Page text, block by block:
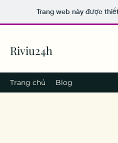
Trang web này được
Riviu24h
Trang chủ Blog